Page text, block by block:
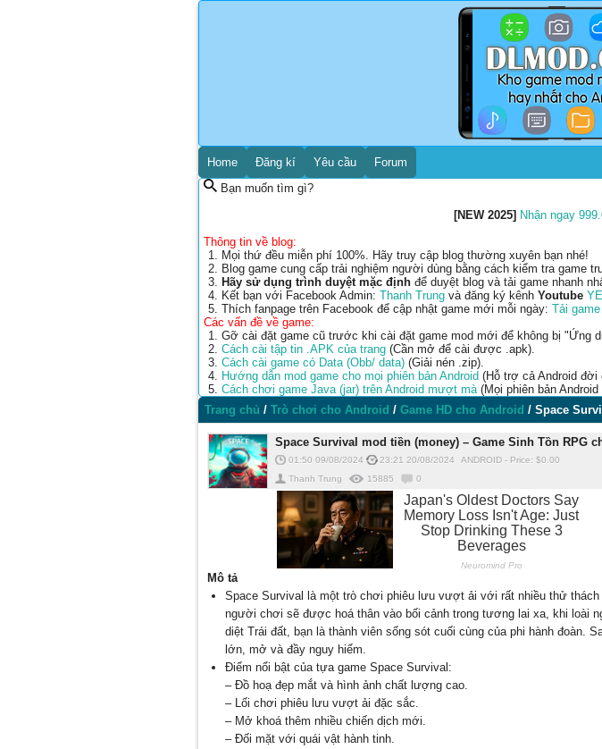
Home Đăng kí Yêu cầu
Forum
Bạn muốn tìm gì?
[NEW 2025] Nhận ngay
Thông tin về blog:
Mọi thứ đều miễn phí 100%. Hãy truy cập blog thường xuyên bạn nhé!
Blog game cung cấp trải nghiệm người dùng bằng cách kiểm tra
Hãy sử dụng trình duyệt mặc định để duyệt blog và tải game nhanh
Kết bạn với Facebook Admin: Thanh Trung và đăng ký kênh Youtube
Thích fanpage trên Facebook để cập nhật game mới mỗi ngày: Tải
Các vấn đề về game:
Gỡ cài đặt game cũ trước khi cài đặt game mod mới để không bị "Ứng
Cách cài tập tin .APK của trang (Cần mở để cài được .apk).
Cách cài game có Data (Obb/ data) (Giải nén .zip).
Hướng dẫn mod game cho mọi phiên bản Android (Hỗ trợ cả Android đời
Cách chơi game Java (jar) trên Android mượt mà(Mọi phiên bản
Trang chủ / Trò chơi cho Android / Game HD cho Android / Space
Space Survival mod tiền (money) – Game Sinh Tồn RPG
01:50 09/08/2024 23:21 20/08/2024 ANDROID - Price: $0.00
Thanh Trung
15885 0
Mô tả
Space Survival là một trò chơi phiêu lưu vượt ải với rất nhiều thử
người chơi sẽ được hoá thân vào bối cảnh trong tương lai xa, khi loài
diệt Trái đất, bạn là thành viên sống sót cuối cùng của phi hành đoàn.
lớn, mở và đầy nguy hiểm.
Điểm nổi bật của tựa game Space Survival:
– Đồ hoạ đẹp mắt và hình ảnh chất lượng cao.
– Lối chơi phiêu lưu vượt ải đặc sắc.
– Mở khoá thêm nhiều chiến dịch mới.
– Đối mặt với quái vật hành tinh.